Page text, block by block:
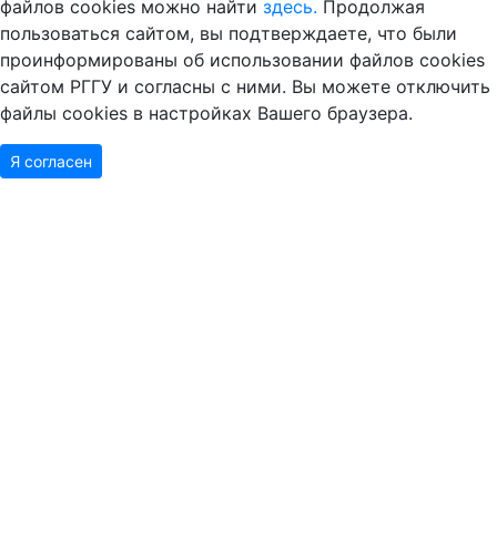
файлов cookies можно найти здесь. Продолжая
пользоваться сайтом, вы подтверждаете, что были
проинформированы об использовании файлов cookies
сайтом РГГУ и согласны с ними. Вы можете отключить
файлы cookies в настройках Вашего браузера.
Я согласен